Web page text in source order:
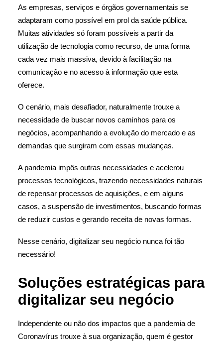
As empresas, serviços e órgãos governamentais se
adaptaram como possível em prol da saúde pública.
Muitas atividades só foram possíveis a partir da
utilização de tecnologia como recurso, de uma forma
cada vez mais massiva, devido à facilitação na
comunicação e no acesso à informação que esta
oferece.
O cenário, mais desafiador, naturalmente trouxe a
necessidade de buscar novos caminhos para os
negócios, acompanhando a evolução do mercado e as
demandas que surgiram com essas mudanças.
A pandemia impôs outras necessidades e acelerou
processos tecnológicos, trazendo necessidades naturais
de repensar processos de aquisições, e em alguns
casos, a suspensão de investimentos, buscando formas
de reduzir custos e gerando receita de novas formas.
Nesse cenário, digitalizar seu negócio nunca foi tão
necessário!
Soluções estratégicas para
digitalizar seu negócio
Independente ou não dos impactos que a pandemia de
Coronavírus trouxe à sua organização, quem é gestor